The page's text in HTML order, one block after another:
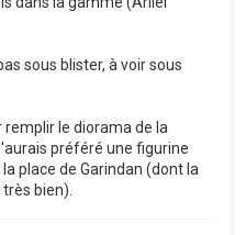
sous blister, à voir sous
le diorama de la
préféré une figurine
place de Garindan (dont la
bien).